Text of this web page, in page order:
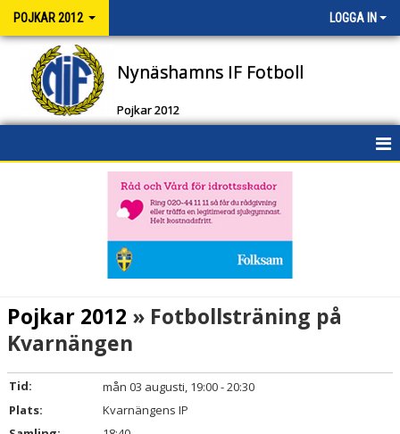
POJKAR 2012 LOGGA IN
Nynäshamns IF Fotboll
Pojkar 2012
TRUPPEN
BILDGALLERI
DOKUMENT
Pojkar 2012 » Fotbollsträning på
Kvarnängen
Tid:
mån 03 augusti, 19:00 - 20:30
Plats:
Kvarnängens IP